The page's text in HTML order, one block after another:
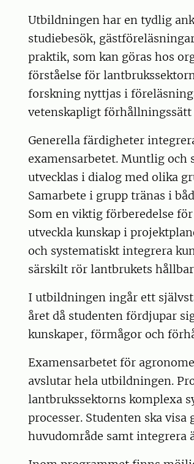
Utbildningen har en tydlig
studiebesök,
praktik, som kan göras hos
förståelse för
forskning nyttjas i
vetenskapligt förhållningssätt
Generella färdigheter
examensarbetet. Muntlig
utvecklas i dialog med olika
Samarbete i grupp tränas i
Som en viktig förberedelse
utveckla kunskap i
och systematiskt integrera
särskilt rör lantbrukets
I utbildningen ingår ett
året då studenten fördjupar
kunskaper, förmågor och
Examensarbetet för
avslutar hela utbildningen.
lantbrukssektorns komplexa
processer. Studenten ska
huvudområde samt integrera